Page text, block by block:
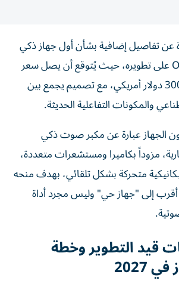
عن تفاصيل إضافية بشأن أول جهاز ذكي
تعمل شركة OpenAI على تطويره، حيث يُتوقع أن يصل سعر
الجهاز إلى أكثر من 300 دولار أمريكي، مع تصميم يجمع بين
والمكونات التفاعلية الحديثة.
الجهاز عبارة عن مكبر صوت ذكي
مزوداً بكاميرا ومستشعرات متعددة،
متحركة بشكل تلقائي، بهدف منحه
أقرب إلى "جهاز حي" وليس مجرد أداة
قيد التطوير وخطة
2027